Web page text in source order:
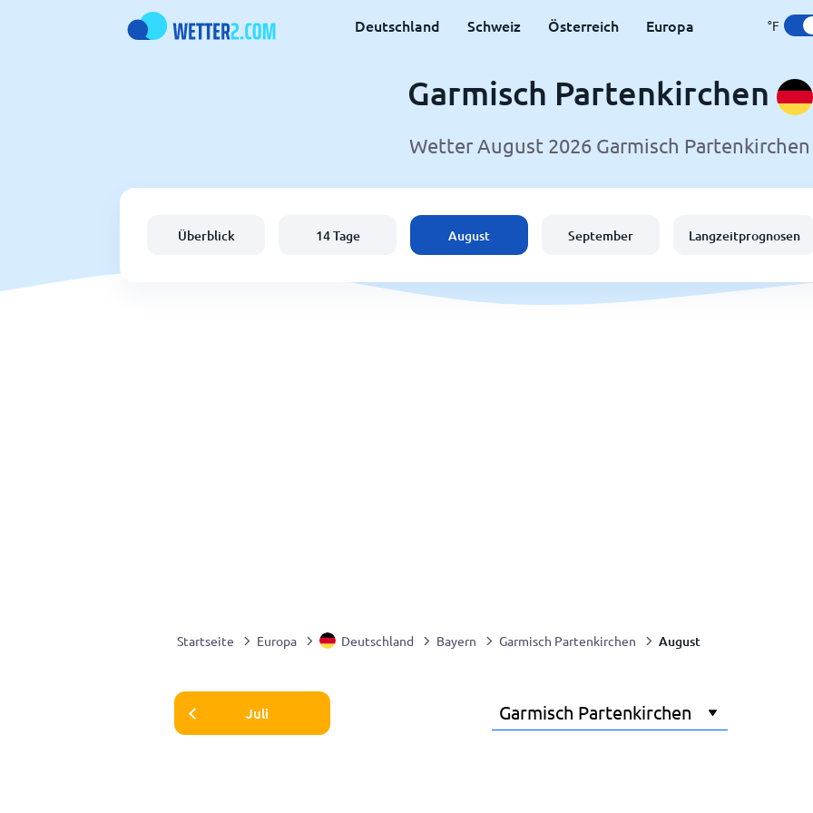
Deutschland Schweiz Österreich Europa °F
Garmisch Partenkirchen
Wetter August 2026 Garmisch Partenkirchen
Überblick 14 Tage August September Langzeitprognosen
Startseite Europa Deutschland Bayern Garmisch Partenkirchen August
Juli